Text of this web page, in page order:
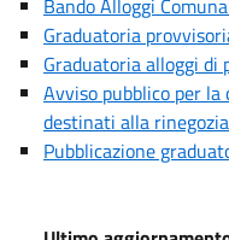
Graduatoria
Graduatoria alloggi di
Avviso pubblico per
destinati alla
Pubblicazione